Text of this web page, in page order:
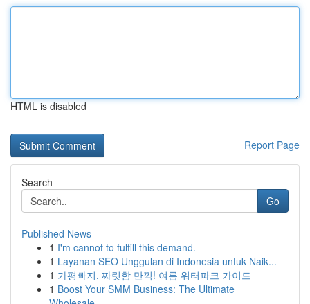
HTML is disabled
Report Page
Search
Go
Published News
1 I'm cannot to fulfill this demand.
1 Layanan SEO Unggulan di Indonesia untuk Naik...
1 가평빠지, 짜릿함 만끽! 여름 워터파크 가이드
1 Boost Your SMM Business: The Ultimate